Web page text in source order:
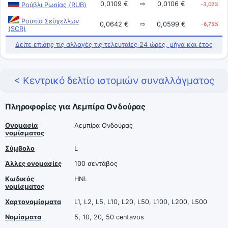
Ρούβλι Ρωσίας (RUB) 0,0109 € ⇨ 0,0106 € -3,02%
Ρουπία Σεϋχελλών
(SCR)
0,0642 € ⇨ 0,0599 € -6,75%
Δείτε επίσης τις αλλαγές τις τελευταίες 24 ώρες, μήνα και έτος
< Κεντρικό δελτίο ιστομιών συναλλάγματος
Πληροφορίες για Λεμπίρα Ονδούρας
Ονομασία
νομίσματος
Λεμπίρα Ονδούρας
Σύμβολο
L
Άλλες ονομασίες
100 σεντάβος
Κωδικός
νομίσματος
HNL
Χαρτονομίσματα
L1, L2, L5, L10, L20, L50, L100, L200, L500
Νομίσματα
5, 10, 20, 50 centavos